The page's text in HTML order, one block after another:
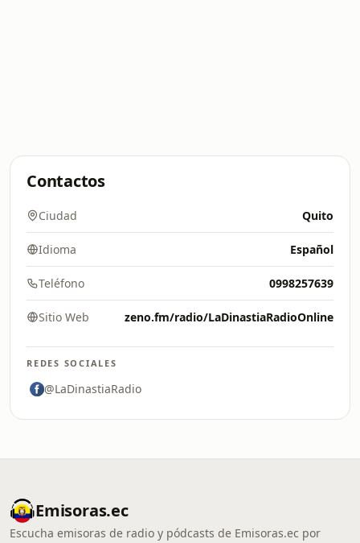
Contactos
Ciudad Quito
Idioma Español
Teléfono 0998257639
Sitio Web zeno.fm/radio/LaDinastiaRadioOnline
REDES SOCIALES
@LaDinastiaRadio
Emisoras.ec
Escucha emisoras de radio y pódcasts de Emisoras.ec por